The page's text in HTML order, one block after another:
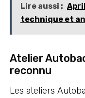
Lire aussi :
technique et
Atelier
reconnu
Les ateliers